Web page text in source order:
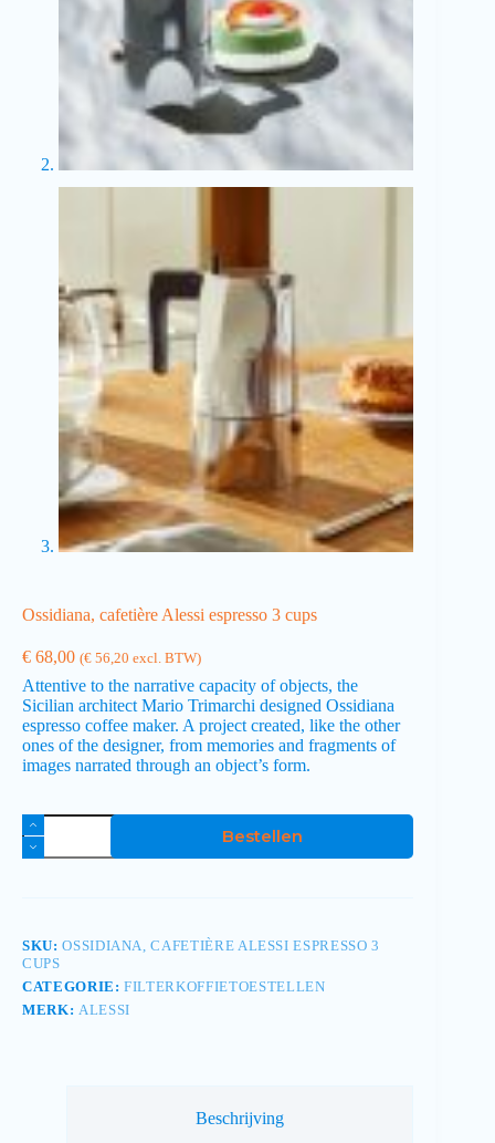
Ossidiana, cafetière Alessi espresso 3 cups
€ 68,00 (€ 56,20 excl. BTW)
Attentive to the narrative capacity of objects, the
Sicilian architect Mario Trimarchi designed Ossidiana
espresso coffee maker. A project created, like the other
ones of the designer, from memories and fragments of
images narrated through an object’s form.
Bestellen
SKU:OSSIDIANA, CAFETIÈRE ALESSI ESPRESSO 3
CUPS
CATEGORIE:FILTERKOFFIETOESTELLEN
MERK: ALESSI
Beschrijving